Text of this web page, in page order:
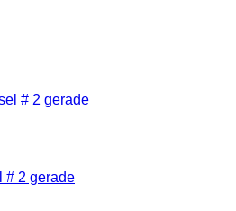
# 2 gerade